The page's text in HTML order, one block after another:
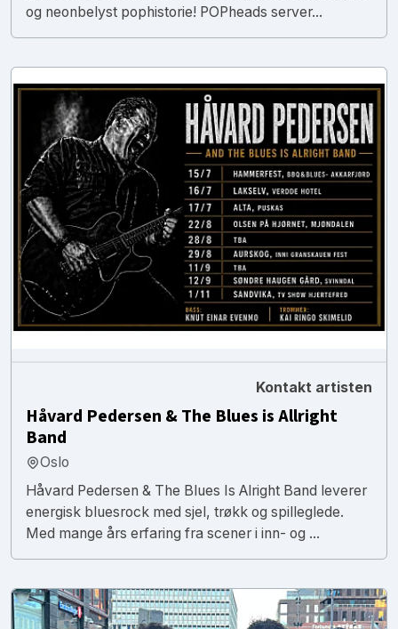
og neonbelyst pophistorie! POPheads server...
Kontakt artisten
Håvard Pedersen & The Blues is Allright
Band
Oslo
Håvard Pedersen & The Blues Is Alright Band leverer
energisk bluesrock med sjel, trøkk og spilleglede.
Med mange års erfaring fra scener i inn- og ...